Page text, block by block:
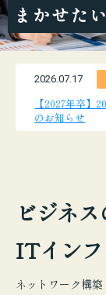
電子公告・
制度・規約
個人情報保
情報セキュ
Services サ
ネットワー
ネットワー
サーバーマ
Web制作
機器販売
動画・スチ
印刷物
News 新着情
Contact お問
こんな悩みは
セキュリティ
システム
まかせたい
2026.07.17
【2027年卒
のお知らせ
ビジネス
ITインフ
ネットワーク構